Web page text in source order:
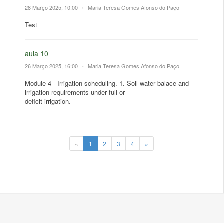
28 Março 2025, 10:00 • Maria Teresa Gomes Afonso do Paço
Test
aula 10
26 Março 2025, 16:00 • Maria Teresa Gomes Afonso do Paço
Module 4 - Irrigation scheduling. 1. Soil water balace and
irrigation requirements under full or
deficit irrigation.
« 1 2 3 4 »